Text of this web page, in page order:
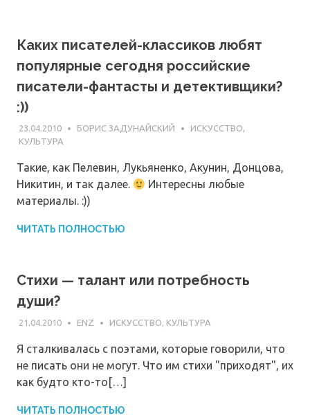
Каких писателей-классиков любят
популярные сегодня российские
писатели-фантасты и детективщики?
:))
23.04.2010 БОРИС ЗАДУНАЙСКИЙ
ИСКУССТВО,
КУЛЬТУРА
Такие, как Пелевин, Лукьяненко, Акунин, Донцова,
Никитин, и так далее.
Интересны любые
материалы. :))
ЧИТАТЬ ПОЛНОСТЬЮ
Стихи — талант или потребность
души?
21.04.2010 ENZ ИСКУССТВО, КУЛЬТУРА
Я сталкивалась с поэтами, которые говорили, что
не писать они не могут. Что им стихи "приходят", их
как будто кто-то[…]
ЧИТАТЬ ПОЛНОСТЬЮ